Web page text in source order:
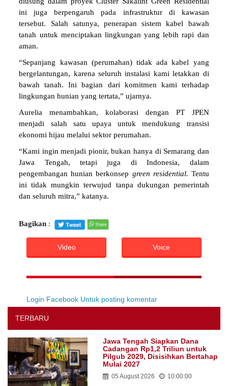
ini juga berpengaruh pada infrastruktur di kawasan
tersebut. Salah satunya, penerapan sistem kabel bawah
tanah untuk menciptakan lingkungan yang lebih rapi dan
aman.
“Sepanjang kawasan (perumahan) tidak ada kabel yang
bergelantungan, karena seluruh instalasi kami letakkan di
bawah tanah. Ini bagian dari komitmen kami terhadap
lingkungan hunian yang tertata,” ujarnya.
Aurelia menambahkan, kolaborasi dengan PT JPEN
menjadi salah satu upaya untuk mendukung transisi
ekonomi hijau melalui sektor perumahan.
“Kami ingin menjadi pionir, bukan hanya di Semarang dan
Jawa Tengah, tetapi juga di Indonesia, dalam
pengembangan hunian berkonsep green residential. Tentu
ini tidak mungkin terwujud tanpa dukungan pemerintah
dan seluruh mitra,” katanya.
Bagikan :
Video Voice
Login Facebook Untuk posting komentar
TERBARU
Jawa Tengah Siapkan Dana
Cadangan Rp1,2 Triliun untuk
Pilgub 2029, Disisihkan Bertahap
Mulai 2027
05 August 2026 10:00:00